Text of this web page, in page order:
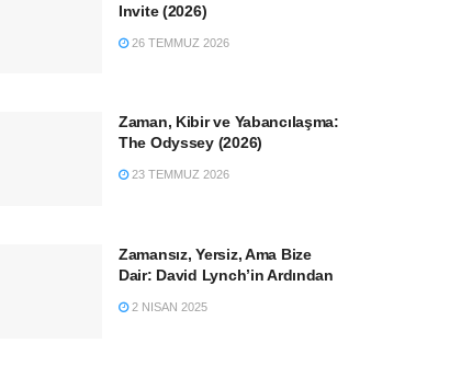
Invite (2026)
26 TEMMUZ 2026
Zaman, Kibir ve Yabancılaşma:
The Odyssey (2026)
23 TEMMUZ 2026
Zamansız, Yersiz, Ama Bize
Dair: David Lynch’in Ardından
2 NISAN 2025